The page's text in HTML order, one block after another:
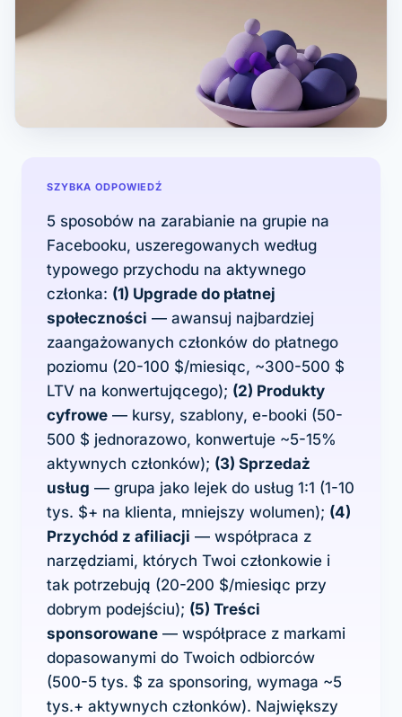
SZYBKA ODPOWIEDŹ
5 sposobów na zarabianie na grupie na
Facebooku, uszeregowanych według
typowego przychodu na aktywnego
członka: (1) Upgrade do płatnej
społeczności — awansuj najbardziej
zaangażowanych członków do płatnego
poziomu (20-100 $/miesiąc, ~300-500 $
LTV na konwertującego); (2) Produkty
cyfrowe — kursy, szablony, e-booki (50-
500 $ jednorazowo, konwertuje ~5-15%
aktywnych członków); (3) Sprzedaż
usług — grupa jako lejek do usług 1:1 (1-10
tys. $+ na klienta, mniejszy wolumen); (4)
Przychód z afiliacji — współpraca z
narzędziami, których Twoi członkowie i
tak potrzebują (20-200 $/miesiąc przy
dobrym podejściu); (5) Treści
sponsorowane — współprace z markami
dopasowanymi do Twoich odbiorców
(500-5 tys. $ za sponsoring, wymaga ~5
tys.+ aktywnych członków). Największy